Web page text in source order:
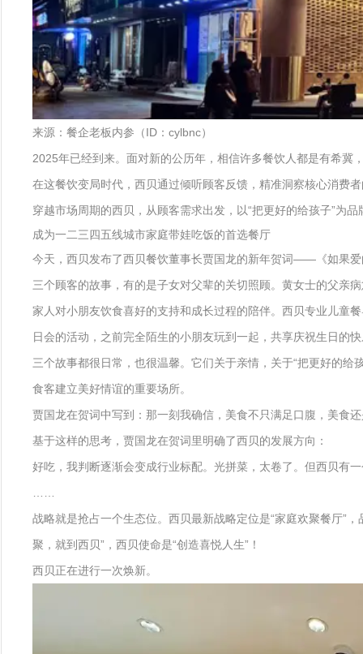
来源：餐企老板内参（ID：cylbnc）
2025年已经到来。面对新的公历年，相信许多餐饮人都是有希
在这餐饮变局时代，西贝通过倾听顾客反馈，精准洞察核心消费
穿越市场周期的西贝，从顾客需求出发，以“把更好的给孩子”为品
成为一二三四五线城市家庭带娃吃饭的首选餐厅
今天，西贝发布了西贝餐饮董事长贾国龙的新年贺词——《如果
三个顾客的故事，有的是子女对父辈的关切照顾。黄女士的父亲
家人对小朋友饮食喜好的支持和成长过程的陪伴。西贝专业儿童
日会的活动，之前完全陌生的小朋友玩到一起，共享庆祝生日的
三个故事都很日常，也很温馨。它们关于亲情，关于“把更好的
食客建立美好情谊的重要场所。
贾国龙在贺词中写到：那一刻我确信，美食不只满足口腹，美食
基于这样的思考，贾国龙在贺词里明确了西贝的发展方向：
好吃，我判断逐渐会变成行业标配。光拼菜，太卷了。但西贝有
战略就是抢占一个生态位。西贝最新战略定位是“家庭欢聚餐厅”
聚，就到西贝”，西贝使命是“创造喜悦人生”！
西贝正在进行一次焕新。